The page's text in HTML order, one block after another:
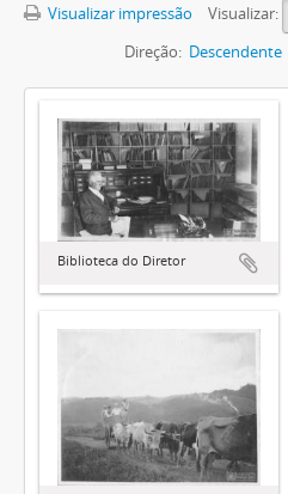
Visualizar impressão
Visualizar:
Direção: Descendente
Biblioteca do Diretor